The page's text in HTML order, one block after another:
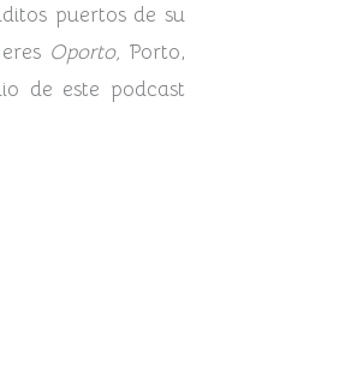
puertos de su
Oporto, Porto,
de este podcast